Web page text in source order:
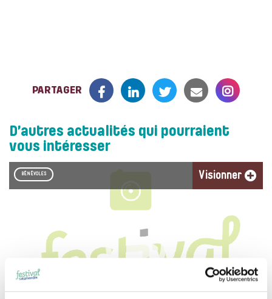
PARTAGER
D’autres actualités qui pourraient
vous intéresser
BÉNÉVOLES Visionner